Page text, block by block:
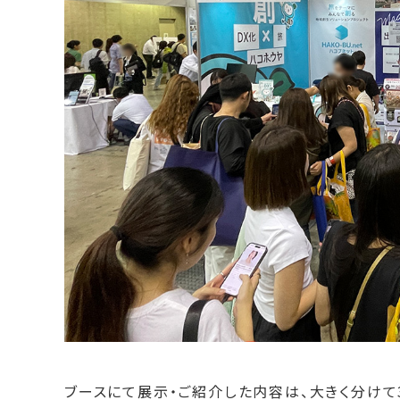
ブースにて展示・ご紹介した内容は、大きく分けて